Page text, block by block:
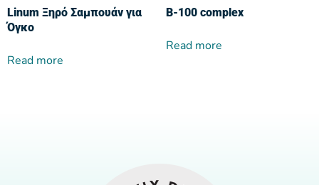
Linum Ξηρό Σαμπουάν για
Όγκο
Read more
Β-100 complex
Read more